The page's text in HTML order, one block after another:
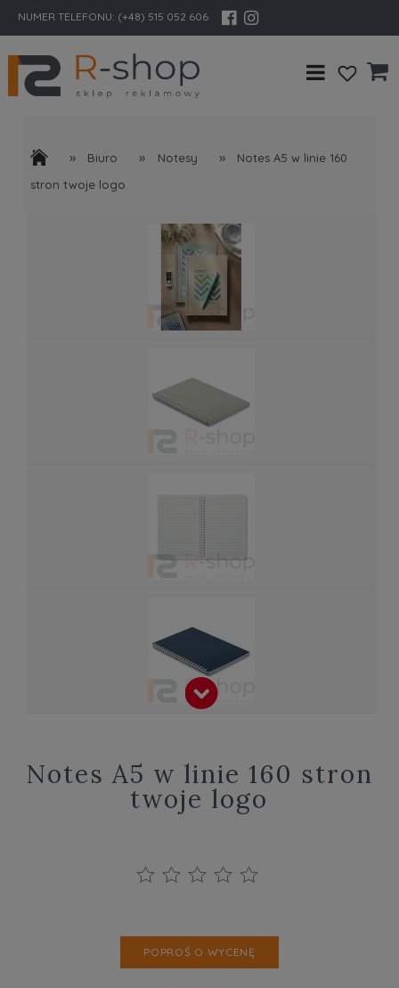
NUMER TELEFONU: (+48) 515 052 606
» Biuro » Notesy »
Notes A5 w linie 160
stron twoje logo
Notes A5 w linie 160 stron
twoje logo
POPROŚ O WYCENĘ